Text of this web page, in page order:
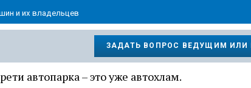
и их владельцев
ЗАДАТЬ ВОПРОС ВЕДУЩИМ ИЛИ
автопарка – это уже автохлам.